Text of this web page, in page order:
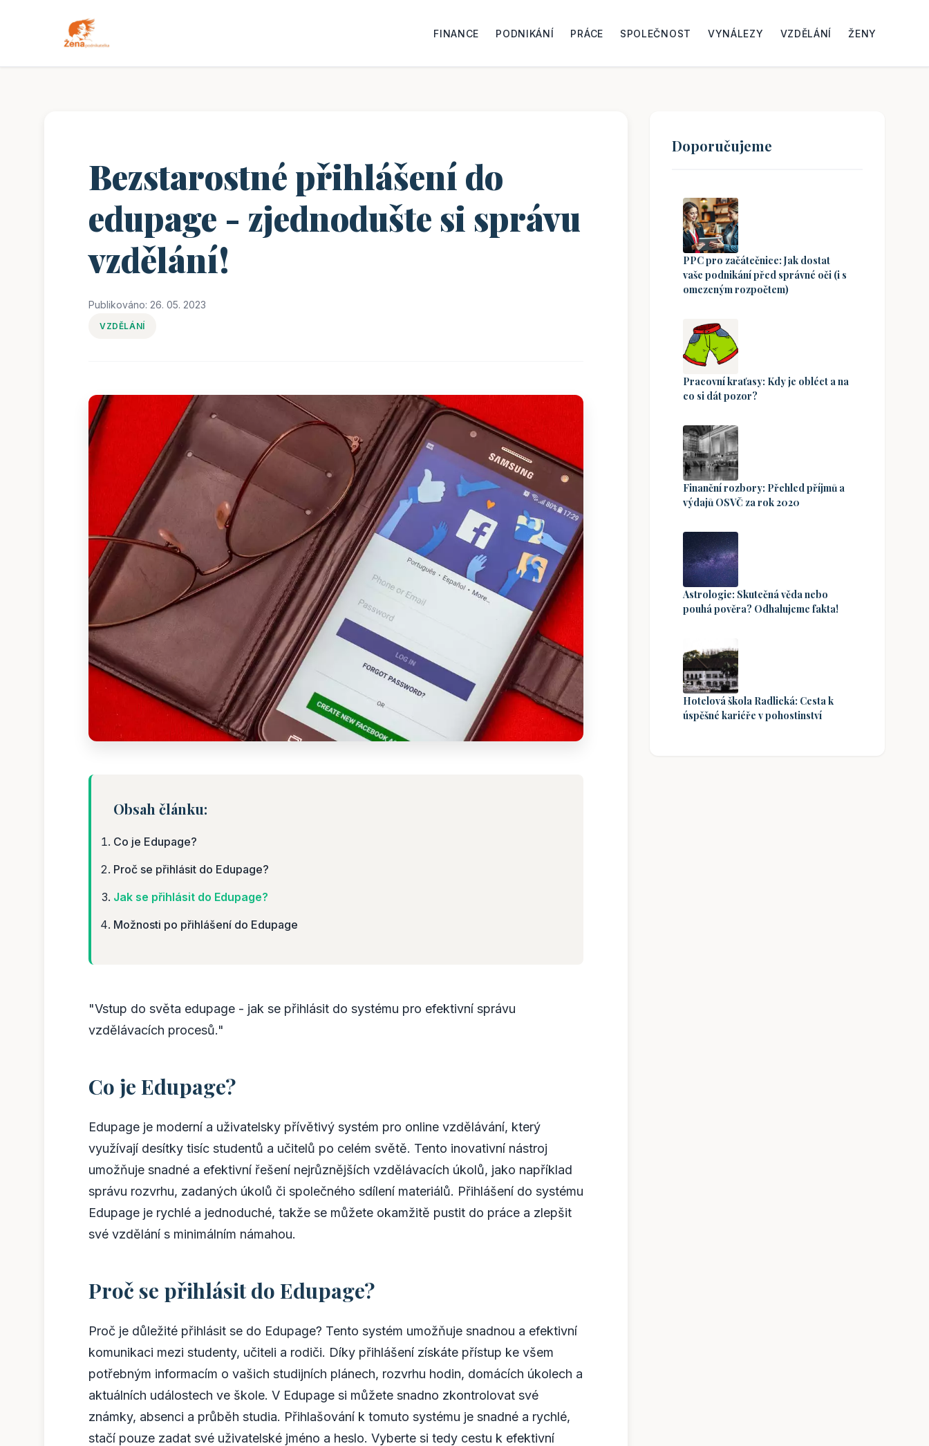
FINANCE PODNIKÁNÍ PRÁCE SPOLEČNOST VYNÁLEZY VZDĚLÁNÍ ŽENY
Bezstarostné přihlášení do
edupage - zjednodušte si správu
vzdělání!
Publikováno: 26. 05. 2023
VZDĚLÁNÍ
Obsah článku:
Co je Edupage?
Proč se přihlásit do Edupage?
Jak se přihlásit do Edupage?
Možnosti po přihlášení do Edupage
"Vstup do světa edupage - jak se přihlásit do systému pro efektivní správu
vzdělávacích procesů."
Co je Edupage?
Edupage je moderní a uživatelsky přívětivý systém pro online vzdělávání, který
využívají desítky tisíc studentů a učitelů po celém světě. Tento inovativní nástroj
umožňuje snadné a efektivní řešení nejrůznějších vzdělávacích úkolů, jako například
správu rozvrhu, zadaných úkolů či společného sdílení materiálů. Přihlášení do systému
Edupage je rychlé a jednoduché, takže se můžete okamžitě pustit do práce a zlepšit
své vzdělání s minimálním námahou.
Proč se přihlásit do Edupage?
Proč je důležité přihlásit se do Edupage? Tento systém umožňuje snadnou a efektivní
komunikaci mezi studenty, učiteli a rodiči. Díky přihlášení získáte přístup ke všem
potřebným informacím o vašich studijních plánech, rozvrhu hodin, domácích úkolech a
aktuálních událostech ve škole. V Edupage si můžete snadno zkontrolovat své
známky, absenci a průběh studia. Přihlašování k tomuto systému je snadné a rychlé,
stačí pouze zadat své uživatelské jméno a heslo. Vyberte si tedy cestu k efektivní
Doporučujeme
PPC pro začátečnice: Jak dostat
vaše podnikání před správné oči (i s
omezeným rozpočtem)
Pracovní kraťasy: Kdy je obléct a na
co si dát pozor?
Finanční rozbory: Přehled příjmů a
výdajů OSVČ za rok 2020
Astrologie: Skutečná věda nebo
pouhá pověra? Odhalujeme fakta!
Hotelová škola Radlická: Cesta k
úspěšné kariéře v pohostinství